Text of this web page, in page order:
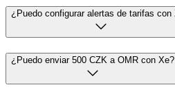
¿Puedo configurar alertas de tarifas con
¿Puedo enviar 500 CZK a OMR con Xe?